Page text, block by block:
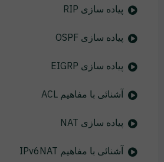
پیاده سازی RIP
پیاده سازی OSPF
پیاده سازی EIGRP
آشنائی با مفاهیم ACL
پیاده سازی NAT
آشنائی با مفاهیم IPv6NAT